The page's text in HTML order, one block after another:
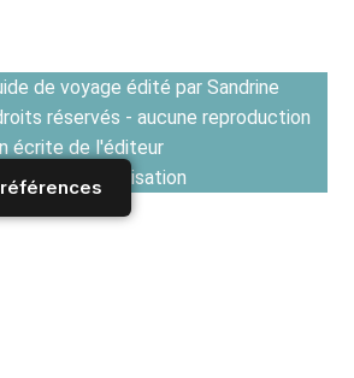
de voyage édité par Sandrine
réservés - aucune reproduction
écrite de l'éditeur
générales d'utilisation